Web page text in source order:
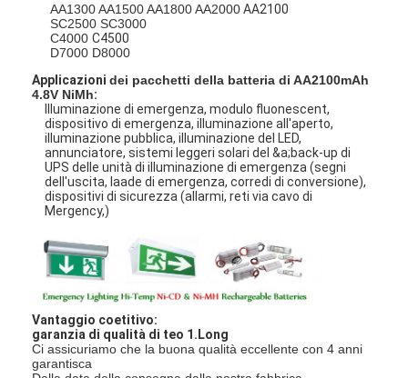
Casa
Prodotti
Circa noi
AA1300AA1500AA1800AA2000AA2100
SC2500 SC3000
C4000 C4500
D7000 D8000
Applicazioni dei pacchetti della batteria di AA2100mAh
4.8V NiMh:
Illuminazione di emergenza, modulo fluonescent,
dispositivo di emergenza, illuminazione all'aperto,
illuminazione pubblica, illuminazione del LED,
annunciatore, sistemi leggeri solari del &a;back-up di
UPS delle unità di illuminazione di emergenza (segni
dell'uscita, laade di emergenza, corredi di conversione),
dispositivi di sicurezza (allarmi, reti via cavo di
Mergency,)
Vantaggio coetitivo:
garanzia di qualità di teo 1.Long
Ci assicuriamo che la buona qualità eccellente con 4 anni
garantisca